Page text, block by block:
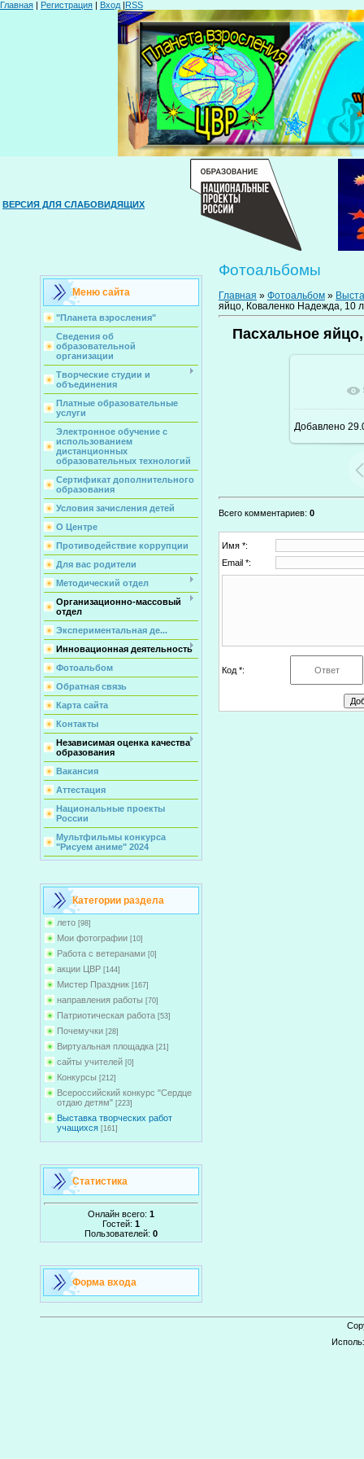
Главная | Регистрация | Вход |RSS
ВЕРСИЯ ДЛЯ СЛАБОВИДЯЩИХ
Меню сайта
"Планета взросления"
Сведения об
образовательной
организации
Творческие студии и
объединения
Платные образовательные
услуги
Электронное обучение с
использованием
дистанционных
образовательных технологий
Сертификат дополнительного
образования
Условия зачисления детей
О Центре
Противодействие коррупции
Для вас родители
Методический отдел
Организационно-массовый
отдел
Экспериментальная де...
Инновационная деятельность
Фотоальбом
Обратная связь
Карта сайта
Контакты
Независимая оценка качества
образования
Вакансия
Аттестация
Национальные проекты
России
Мультфильмы конкурса
"Рисуем аниме" 2024
Категории раздела
лето [98]
Мои фотографии [10]
Работа с ветеранами [0]
акции ЦВР [144]
Мистер Праздник [167]
направления работы [70]
Патриотическая работа [53]
Почемучки [28]
Виртуальная площадка [21]
сайты учителей [0]
Конкурсы [212]
Всероссийский конкурс "Сердце
отдаю детям" [223]
Выставка творческих работ
учащихся [161]
Статистика
Онлайн всего: 1
Гостей: 1
Пользователей: 0
Форма входа
Фотоальбомы
Главная » Фотоальбом »
яйцо, Коваленко Надежда, 10
Пасхальное
В
Добавлено
Всего комментариев: 0
Имя *:
Email *:
Код *: